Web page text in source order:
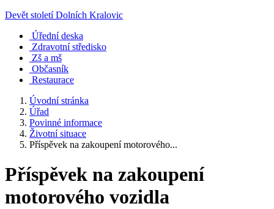
Devět století Dolních Kralovic
Úřední deska
Zdravotní středisko
Zš a mš
Občasník
Restaurace
Úvodní stránka
Úřad
Povinné informace
Životní situace
Příspěvek na zakoupení motorového...
Příspěvek na zakoupení
motorového vozidla